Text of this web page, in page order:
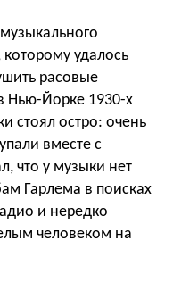
удалось
расовые
Нью-Йорке 1930-х
стоял остро: очень
вместе с
что у музыки нет
Гарлема в поисках
и нередко
человеком на